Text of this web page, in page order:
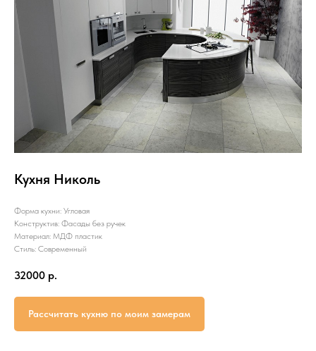
Кухня Николь
Форма кухни: Угловая
Конструктив: Фасады без ручек
Материал: МДФ пластик
Стиль: Современный
32000 р.
Рассчитать кухню по моим замерам